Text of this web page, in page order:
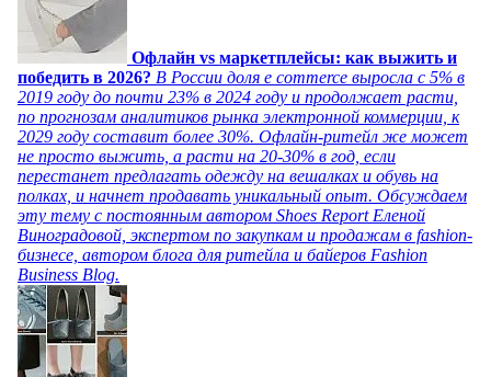
Офлайн vs маркетплейсы: как выжить и
победить в 2026? В России доля e commerce выросла с 5% в
2019 году до почти 23% в 2024 году и продолжает расти,
по прогнозам аналитиков рынка электронной коммерции, к
2029 году составит более 30%. Офлайн-ритейл же может
не просто выжить, а расти на 20-30% в год, если
перестанет предлагать одежду на вешалках и обувь на
полках, и начнет продавать уникальный опыт. Обсуждаем
эту тему с постоянным автором Shoes Report Еленой
Виноградовой, экспертом по закупкам и продажам в fashion-
бизнесе, автором блога для ритейла и байеров Fashion
Business Blog.